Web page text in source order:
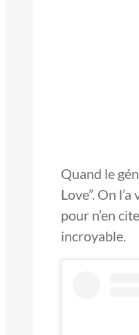
Quand le
Love”. On
pour n’en
incroyable.